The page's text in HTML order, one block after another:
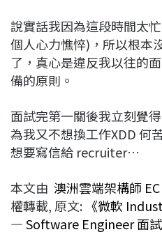
說實話我因為這段時間太
個人心力憔悴)，所以根本
了，真心是違反我以往的
備的原則。
面試完第一關後我立刻覺
為我又不想換工作XDD 何
想要寫信給 recruiter…
本文由 澳洲雲端架構師
權轉載, 原文: 《微軟
— Software Engineer 面試